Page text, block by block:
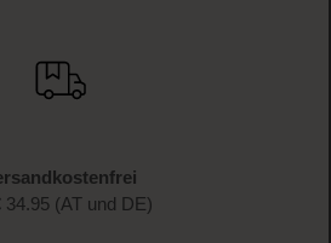
34.95 (AT und DE)